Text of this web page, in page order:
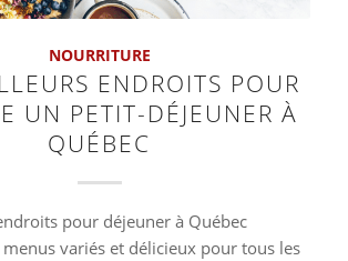
NOURRITURE
ENDROITS POUR
UN PETIT-DÉJEUNER À
QUÉBEC
pour déjeuner à Québec
variés et délicieux pour tous les